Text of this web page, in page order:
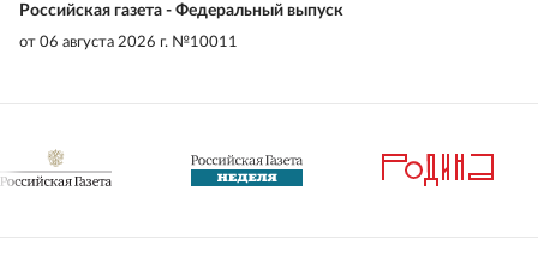
Российская газета - Федеральный выпуск
от 06 августа 2026 г. №10011